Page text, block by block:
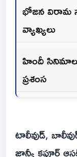
భోజన విరామ
వ్యాఖ్యలు
హిందీ
ప్రశంస
టాలీవుడ్,
జాన్వీ కపూర్